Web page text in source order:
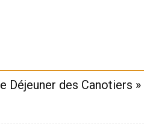
Déjeuner des Canotiers »